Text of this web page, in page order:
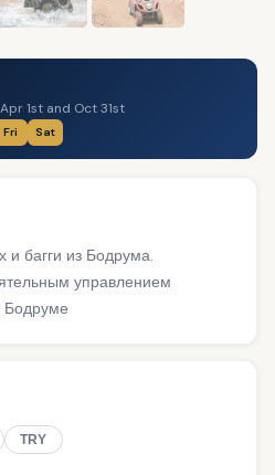
1st and Oct 31st
Fri Sat
багги из Бодрума.
управлением
Бодруме
TRY